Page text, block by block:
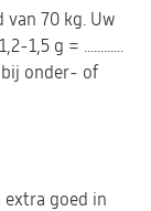
70 kg. Uw
1,5 g = ............
bij onder- of
goed in